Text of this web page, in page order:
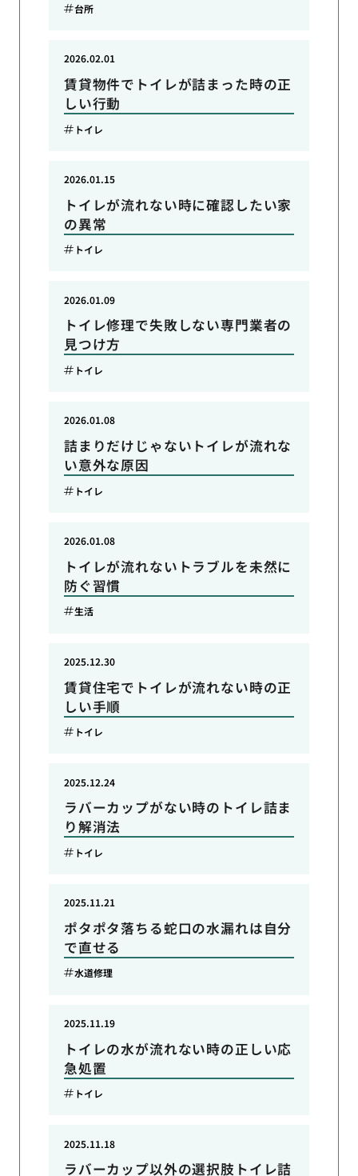
台所
賃貸物件でトイレが詰まった時の正
しい行動
2026.02.01
トイレ
トイレが流れない時に確認したい家
の異常
2026.01.15
トイレ
トイレ修理で失敗しない専門業者の
見つけ方
2026.01.09
トイレ
詰まりだけじゃないトイレが流れな
い意外な原因
2026.01.08
トイレ
トイレが流れないトラブルを未然に
防ぐ習慣
2026.01.08
生活
賃貸住宅でトイレが流れない時の正
しい手順
2025.12.30
トイレ
ラバーカップがない時のトイレ詰ま
り解消法
2025.12.24
トイレ
ポタポタ落ちる蛇口の水漏れは自分
で直せる
2025.11.21
水道修理
トイレの水が流れない時の正しい応
急処置
2025.11.19
トイレ
ラバーカップ以外の選択肢トイレ詰
2025.11.18